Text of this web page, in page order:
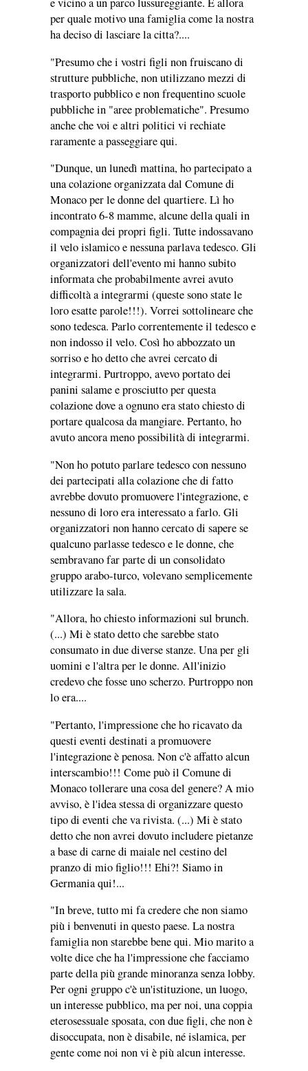
per quale motivo una famiglia come la nostra
ha deciso di lasciare la citta?....
"Presumo che i vostri figli non fruiscano di
strutture pubbliche, non utilizzano mezzi di
trasporto pubblico e non frequentino scuole
pubbliche in "aree problematiche". Presumo
anche che voi e altri politici vi rechiate
raramente a passeggiare qui.
"Dunque, un lunedì mattina, ho partecipato a
una colazione organizzata dal Comune di
Monaco per le donne del quartiere. Lì ho
incontrato 6-8 mamme, alcune della quali in
compagnia dei propri figli. Tutte indossavano
il velo islamico e nessuna parlava tedesco. Gli
organizzatori dell'evento mi hanno subito
informata che probabilmente avrei avuto
difficoltà a integrarmi (queste sono state le
loro esatte parole!!!). Vorrei sottolineare che
sono tedesca. Parlo correntemente il tedesco e
non indosso il velo. Così ho abbozzato un
sorriso e ho detto che avrei cercato di
integrarmi. Purtroppo, avevo portato dei
panini salame e prosciutto per questa
colazione dove a ognuno era stato chiesto di
portare qualcosa da mangiare. Pertanto, ho
avuto ancora meno possibilità di integrarmi.
"Non ho potuto parlare tedesco con nessuno
dei partecipati alla colazione che di fatto
avrebbe dovuto promuovere l'integrazione, e
nessuno di loro era interessato a farlo. Gli
organizzatori non hanno cercato di sapere se
qualcuno parlasse tedesco e le donne, che
sembravano far parte di un consolidato
gruppo arabo-turco, volevano semplicemente
utilizzare la sala.
"Allora, ho chiesto informazioni sul brunch.
(...) Mi è stato detto che sarebbe stato
consumato in due diverse stanze. Una per gli
uomini e l'altra per le donne. All'inizio
credevo che fosse uno scherzo. Purtroppo non
lo era....
"Pertanto, l'impressione che ho ricavato da
questi eventi destinati a promuovere
l'integrazione è penosa. Non c'è affatto alcun
interscambio!!! Come può il Comune di
Monaco tollerare una cosa del genere? A mio
avviso, è l'idea stessa di organizzare questo
tipo di eventi che va rivista. (...) Mi è stato
detto che non avrei dovuto includere pietanze
a base di carne di maiale nel cestino del
pranzo di mio figlio!!! Ehi?! Siamo in
Germania qui!...
"In breve, tutto mi fa credere che non siamo
più i benvenuti in questo paese. La nostra
famiglia non starebbe bene qui. Mio marito a
volte dice che ha l'impressione che facciamo
parte della più grande minoranza senza lobby.
Per ogni gruppo c'è un'istituzione, un luogo,
un interesse pubblico, ma per noi, una coppia
eterosessuale sposata, con due figli, che non è
disoccupata, non è disabile, né islamica, per
gente come noi non vi è più alcun interesse.